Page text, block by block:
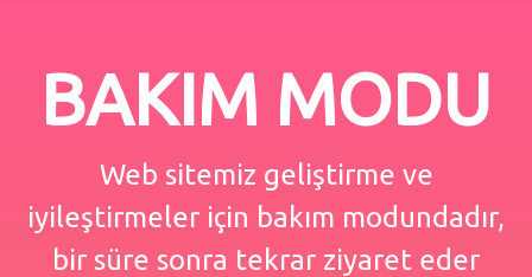
BAKIM MODU
Web sitemiz geliştirme ve
iyileştirmeler için bakım modundadır,
bir süre sonra tekrar ziyaret eder